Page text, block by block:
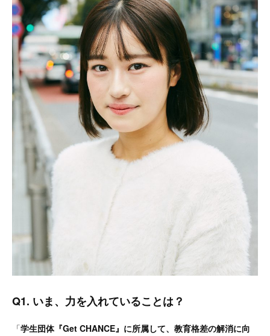
Q1. いま、力を入れていることは？
「学生団体『Get CHANCE』に所属して、教育格差の解消に向